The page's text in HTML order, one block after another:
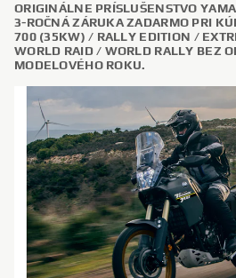
ORIGINÁLNE PRÍSLUŠENSTVO
3-ROČNÁ ZÁRUKA ZADARMO PRI
700 (35KW) / RALLY EDITION /
WORLD RAID / WORLD RALLY BEZ
MODELOVÉHO ROKU.